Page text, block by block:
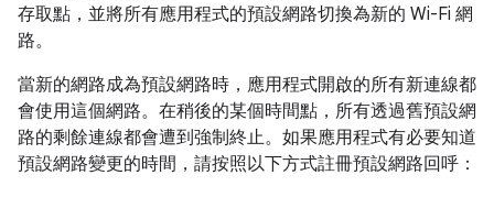
存取點，並將所有應用程式的預設網路切換為新的 Wi-Fi 網
路。
當新的網路成為預設網路時，應用程式開啟的所有新連線都
會使用這個網路。在稍後的某個時間點，所有透過舊預設網
路的剩餘連線都會遭到強制終止。如果應用程式有必要知道
預設網路變更的時間，請按照以下方式註冊預設網路回呼：